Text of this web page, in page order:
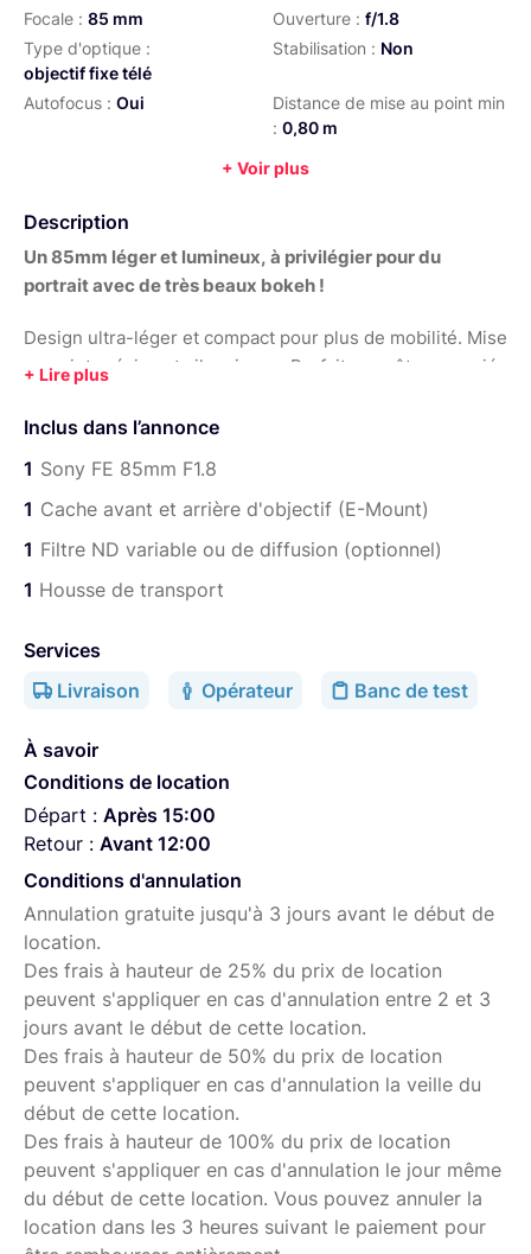
Focale : 85 mm Ouverture : f/1.8
Type d'optique :
objectif fixe télé
Stabilisation : Non
Autofocus : Oui
Distance de mise au point min
: 0,80 m
Poids :
+ Voir plus
Description
Un 85mm léger et lumineux, à privilégier pour du
portrait avec de très beaux bokeh !
Design ultra-léger et compact pour plus de mobilité. Mise
au point précise et silencieuse. Parfait pour être associé
d'objectifs ou d'accessoires supplémentaires. Code
envoyé par messagerie lors de la validation de la
RETRAIT DU MATÉRIEL7 Jours /7 en Matinée / Journée /
pour plus d'informations, je serai ravi de répondre à vos
ACCÈS À LA BOUTIQUE :
Aperçu de notre
Sony FE 12-24mm f2.8 GM
Sony FE 16-35mm f2.8 GM
Sony FE 24-70mm f2.8 GM
Sigma FE 24-70mm f2.8 DN DG Art
Sony FE 70-200mm f2.8 GM
Sony FE 100-400mm f4.5-5 GM
Sony FE 200-600 mm f/5,6-6,3 G OSS
Sony FE 24mm f1.4 GM
Sony Zeiss FE 35mm f2.8
Sony Zeiss FE 55mm f1.8
Sony FE 85mm f1.8 G
Sigma FE 85mm F1.4 DG DN | Art
Inclus dans l’annonce
1 Sony FE 85mm F1.8
1 Cache avant et arrière d'objectif (E-Mount)
1 Filtre ND variable ou de diffusion (optionnel)
1 Housse de transport
Services
Livraison
Opérateur Banc de test
À savoir
Conditions de location
Départ : Après 15:00
Retour : Avant 12:00
Conditions d'annulation
Annulation gratuite jusqu'à 3 jours avant le début de
location.
Des frais à hauteur de 25% du prix de location
peuvent s'appliquer en cas d'annulation entre 2 et 3
jours avant le début de cette location.
Des frais à hauteur de 50% du prix de location
peuvent s'appliquer en cas d'annulation la veille du
début de cette location.
Des frais à hauteur de 100% du prix de location
peuvent s'appliquer en cas d'annulation le jour même
du début de cette location. Vous pouvez annuler la
location dans les 3 heures suivant le paiement pour